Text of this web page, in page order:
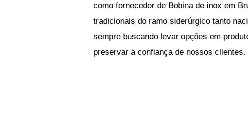
como fornecedor de Bobina de inox em
tradicionais do ramo siderúrgico tanto
sempre buscando levar opções em
preservar a confiança de nossos clientes.